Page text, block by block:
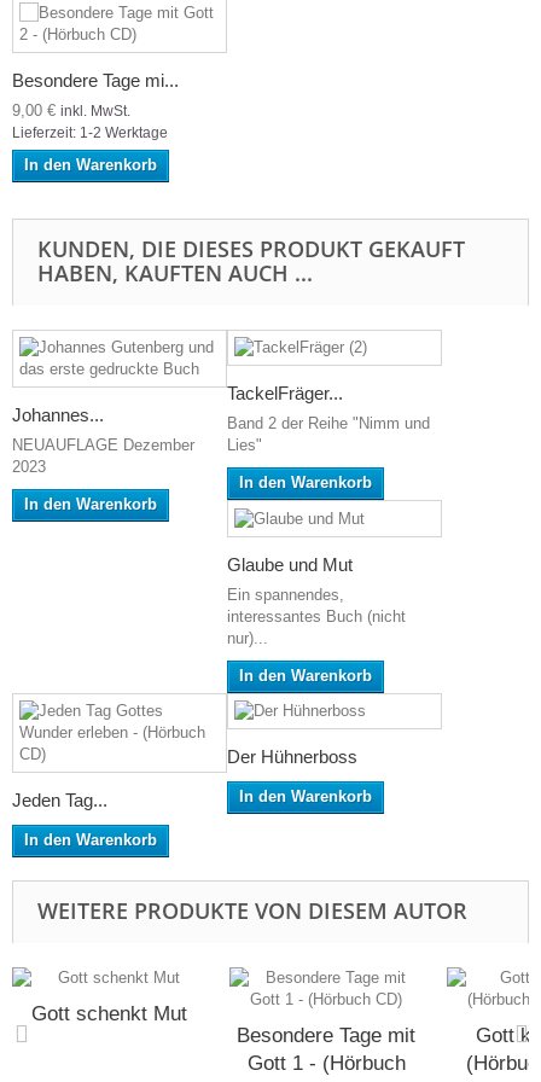
Besondere Tage mi...
9,00 € inkl. MwSt.
Lieferzeit: 1-2 Werktage
In den Warenkorb
KUNDEN, DIE DIESES PRODUKT GEKAUFT
HABEN, KAUFTEN AUCH ...
Johannes...
NEUAUFLAGE Dezember
2023
In den Warenkorb
TackelFräger...
Band 2 der Reihe "Nimm und
Lies"
In den Warenkorb
Glaube und Mut
Ein spannendes,
interessantes Buch (nicht
nur)...
In den Warenkorb
Jeden Tag...
In den Warenkorb
Der Hühnerboss
In den Warenkorb
WEITERE PRODUKTE VON DIESEM AUTOR
Gott schenkt Mut
Besondere Tage mit
Gott 1 - (Hörbuch
Gott